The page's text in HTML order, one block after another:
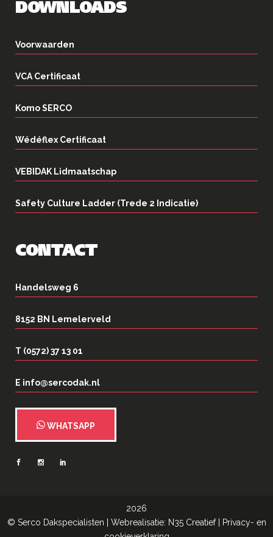
DOWNLOADS
Voorwaarden
VCA Certificaat
Komo SERCO
Wédéflex Certificaat
VEBIDAK Lidmaatschap
Safety Culture Ladder (Trede 2 Indicatie)
CONTACT
Handelsweg 6
8152 BN Lemelerveld
T (0572) 37 13 01
E info@sercodak.nl
WHATSAPP
2026
© Serco Dakspecialisten | Webrealisatie: N35 Creatief|
Privacy- en